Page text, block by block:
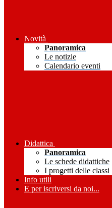
Novità
Panoramica
Le notizie
Calendario eventi
Didattica
Panoramica
Le schede didattiche
I progetti delle classi
Info utili
E per iscriversi da noi...